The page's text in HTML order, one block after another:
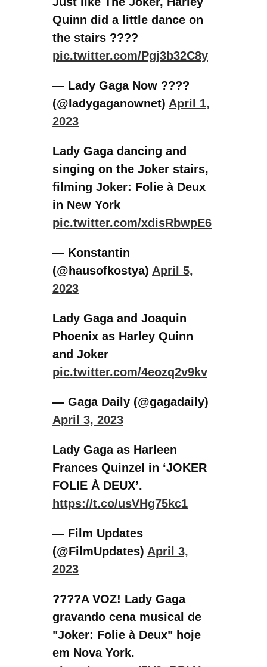
Lady Gaga dancing and
singing on the Joker stairs,
filming Joker: Folie à Deux
pic.twitter.com/xdisRbwpE6
— Konstantin
2023
Lady Gaga and Joaquin
Phoenix as Harley Quinn
and Joker
— Gaga Daily (@gagadaily)
April 3, 2023
Lady Gaga as Harleen
Frances Quinzel in ‘JOKER
FOLIE À DEUX’.
https://t.co/usVHg75kc1
— Film Updates
(@FilmUpdates)
????A VOZ! Lady Gaga
gravando cena musical de
"Joker: Folie à Deux" hoje
pic.twitter.com/5V3qRBkUp
E
April 2, 2023
Lady Gaga and Joaquin
Phoenix filming a musical